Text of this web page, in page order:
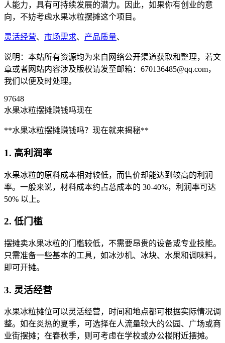
人能力，具有可持续发展的潜力。因此，如果你有创业的意
向，不妨考虑水果冰粒摆摊这个项目。
灵活经营、 市场需求、 产品质量、
说明：本站所有资源均为来自网络公开渠道获取和整理，若文
章或者网站内容涉及版权请发至邮箱：670136485@qq.com，
我们以便及时处理。
97648
水果冰粒摆摊赚钱吗现在
**水果冰粒摆摊赚钱吗？现在就来揭秘**
1. 高利润率
水果冰粒的原料成本相对较低，而售价却能达到较高的利润
率。一般来说，材料成本约占总成本的 30-40%，利润率可达
50% 以上。
2. 低门槛
摆摊卖水果冰粒的门槛较低，不需要昂贵的设备或专业技能。
只需准备一些基本的工具，如冰沙机、冰块、水果和调味料，
即可开摊。
3. 灵活经营
水果冰粒摊位可以灵活经营，时间和地点都可根据实际情况调
整。如在炎热的夏季，可选择在人流量较大的公园、广场或商
业街摆摊；在春秋季，则可考虑在学校或办公楼附近摆摊。